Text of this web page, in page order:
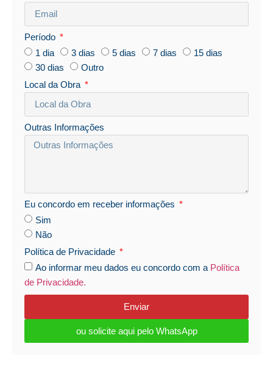
Período
1 dia
3 dias 5 dias 7 dias
15 dias
30 dias
Outro
Local da Obra
Outras Informações
Eu concordo em receber informações
Sim
Não
Política de Privacidade
Ao informar meu dados eu concordo com a Política
de Privacidade.
Enviar
ou solicite aqui pelo WhatsApp